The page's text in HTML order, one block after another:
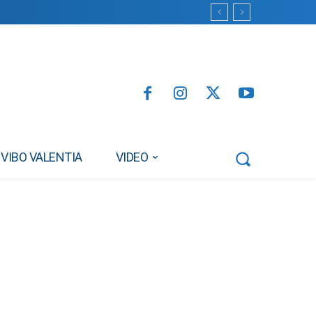
VIBO VALENTIA VIDEO